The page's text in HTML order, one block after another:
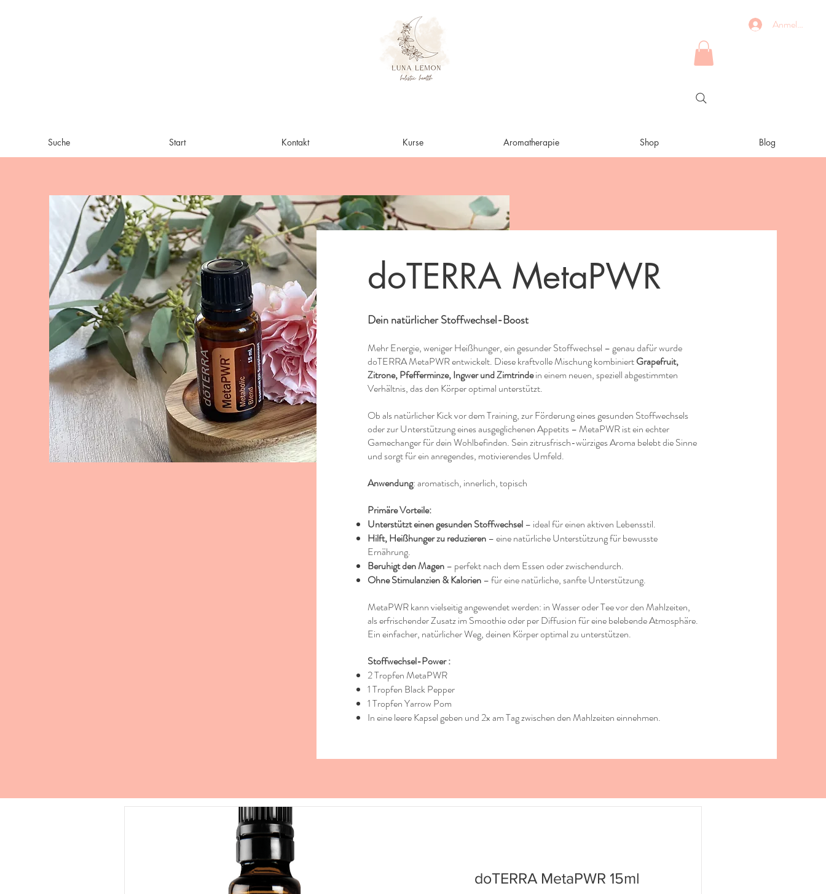
Anmelden
Suche Start Kontakt Kurse Aromatherapie Shop Blog
doTERRA MetaPWR
Dein natürlicher Stoffwechsel-Boost
Mehr Energie, weniger Heißhunger, ein gesunder Stoffwechsel – genau dafür wurde
doTERRA MetaPWR entwickelt. Diese kraftvolle Mischung kombiniertGrapefruit,
Zitrone, Pfefferminze, Ingwer und Zimtrindein einem neuen, speziell abgestimmten
Verhältnis, das den Körper optimal unterstützt.
Ob als natürlicher Kick vor dem Training, zur Förderung eines gesunden Stoffwechsels
oder zur Unterstützung eines ausgeglichenen Appetits – MetaPWR ist ein echter
Gamechanger für dein Wohlbefinden. Sein zitrusfrisch-würziges Aroma belebt die Sinne
und sorgt für ein anregendes, motivierendes Umfeld.
Anwendung: aromatisch, innerlich, topisch
Primäre Vorteile:
Unterstützt einen gesunden Stoffwechsel – ideal für einen aktiven Lebensstil.
Hilft, Heißhunger zu reduzieren – eine natürliche Unterstützung für bewusste
Ernährung.
Beruhigt den Magen – perfekt nach dem Essen oder zwischendurch.
Ohne Stimulanzien & Kalorien – für eine natürliche, sanfte Unterstützung.
MetaPWR kann vielseitig angewendet werden: in Wasser oder Tee vor den Mahlzeiten,
als erfrischender Zusatz im Smoothie oder per Diffusion für eine belebende Atmosphäre.
Ein einfacher, natürlicher Weg, deinen Körper optimal zu unterstützen.
Stoffwechsel-Power :
2 Tropfen MetaPWR
1 Tropfen Black Pepper
1 Tropfen Yarrow Pom
In eine leere Kapsel geben und 2x am Tag zwischen den Mahlzeiten einnehmen.
doTERRA MetaPWR 15ml